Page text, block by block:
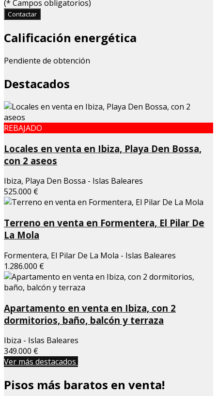
(* Campos obligatorios)
Contactar
Calificación energética
Pendiente de obtención
Destacados
REBAJADO
Locales en venta en Ibiza, Playa Den Bossa,
con 2 aseos
Ibiza, Playa Den Bossa - Islas Baleares
525.000 €
Terreno en venta en Formentera, El Pilar De
La Mola
Formentera, El Pilar De La Mola - Islas Baleares
1.286.000 €
Apartamento en venta en Ibiza, con 2
dormitorios, baño, balcón y terraza
Ibiza - Islas Baleares
349.000 €
Ver más destacados
Pisos más baratos en venta!